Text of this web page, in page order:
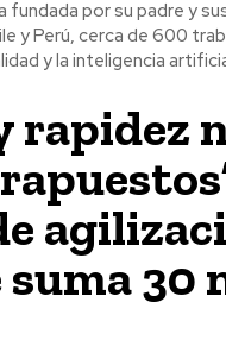
por su padre y
y Perú, cerca de 600
y la inteligencia
rapidez
30